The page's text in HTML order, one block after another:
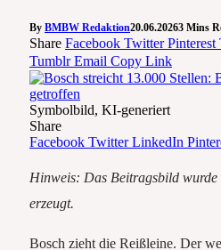
By BMBW Redaktion20.06.20263 Mins
Share Facebook Twitter Pinterest
Tumblr Email Copy Link
Symbolbild, KI-generiert
Share
Facebook Twitter LinkedIn
Hinweis: Das Beitragsbild
erzeugt.
Bosch zieht die Reißleine. Der